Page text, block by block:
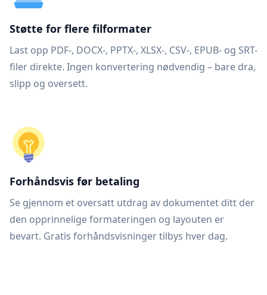
Støtte for flere filformater
Last opp PDF-, DOCX-, PPTX-, XLSX-, CSV-, EPUB- og SRT-
filer direkte. Ingen konvertering nødvendig – bare dra,
slipp og oversett.
Forhåndsvis før betaling
Se gjennom et oversatt utdrag av dokumentet ditt der
den opprinnelige formateringen og layouten er
bevart. Gratis forhåndsvisninger tilbys hver dag.